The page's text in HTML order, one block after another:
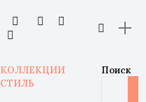
КОЛЛЕКЦИИ
СТИЛЬ
Поиск